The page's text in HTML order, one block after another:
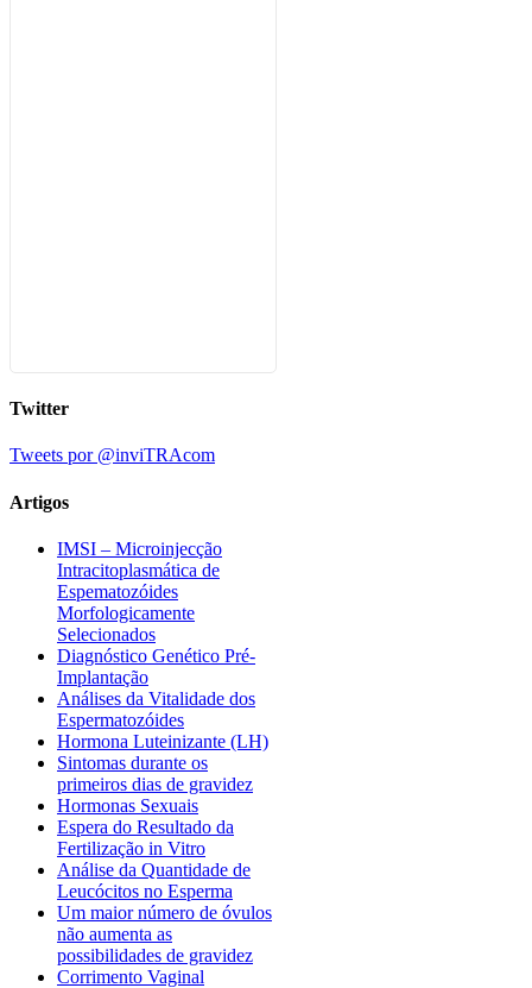
Twitter
Tweets por @inviTRAcom
Artigos
IMSI – Microinjecção
Intracitoplasmática de
Espematozóides
Morfologicamente
Selecionados
Diagnóstico Genético Pré-
Implantação
Análises da Vitalidade dos
Espermatozóides
Hormona Luteinizante (LH)
Sintomas durante os
primeiros dias de gravidez
Hormonas Sexuais
Espera do Resultado da
Fertilização in Vitro
Análise da Quantidade de
Leucócitos no Esperma
Um maior número de óvulos
não aumenta as
possibilidades de gravidez
Corrimento Vaginal